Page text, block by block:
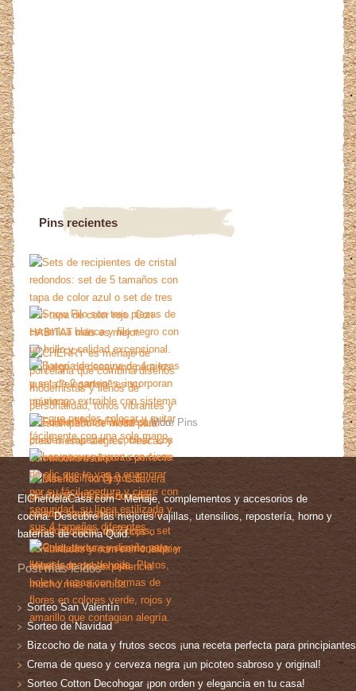
Pins recientes
More Pins
ElChefdelaCasa.com - Menaje, complementos y accesorios de
cocina. Descubre las mejores vajillas, utensilios, repostería, horno y
baterías de cocina Quid.
Post más leídos
Sorteo San Valentín
Sorteo de Navidad
Bizcocho de nata y frutos secos ¡una receta perfecta para
Crema de queso y cerveza negra ¡un picoteo sabroso y original!
Sorteo Cotton Decohogar ¡pon orden y elegancia en tu casa!